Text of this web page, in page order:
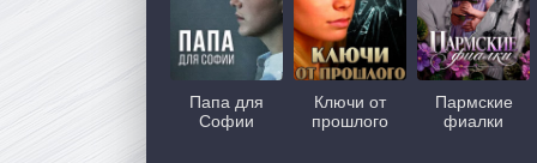
Папа для
Софии
Ключи от
прошлого
Пармские
фиалки